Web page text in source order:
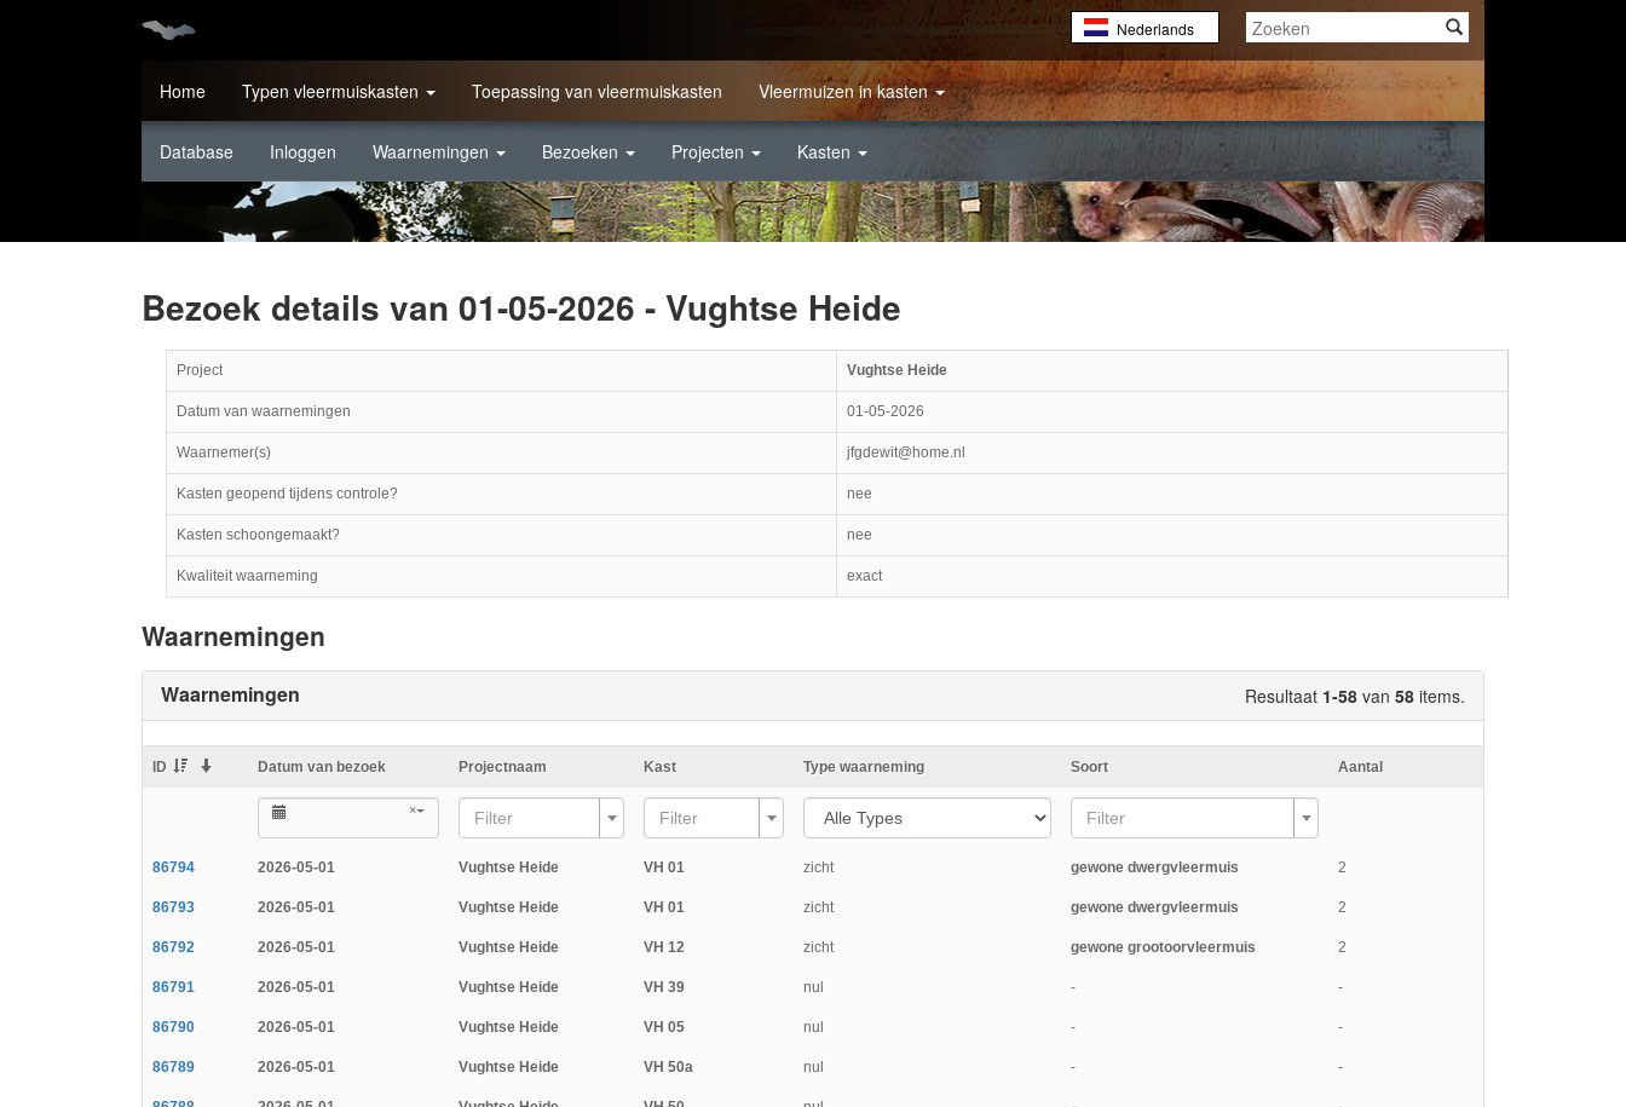
Nederlands
English
Français
Home Typen vleermuiskasten Toepassing van vleermuiskasten Vleermuizen in kasten
Database Inloggen Waarnemingen Bezoeken Projecten Kasten
Bezoek details van 01-05-2026 - Vughtse Heide
Project Vughtse Heide
Datum van waarnemingen 01-05-2026
Waarnemer(s) jfgdewit@home.nl
Kasten geopend tijdens controle? nee
Kasten schoongemaakt? nee
Kwaliteit waarneming exact
Waarnemingen
Resultaat 1-58 van 58 items.
Waarnemingen
ID Datum van bezoek Projectnaam Kast Type waarneming Soort Aantal
× Filter Filter Filter
86794 2026-05-01 Vughtse Heide VH 01 zicht gewone dwergvleermuis 2
86793 2026-05-01 Vughtse Heide VH 01 zicht gewone dwergvleermuis 2
86792 2026-05-01 Vughtse Heide VH 12 zicht gewone grootoorvleermuis 2
86791 2026-05-01 Vughtse Heide VH 39 nul - -
86790 2026-05-01 Vughtse Heide VH 05 nul - -
86789 2026-05-01 Vughtse Heide VH 50a nul - -